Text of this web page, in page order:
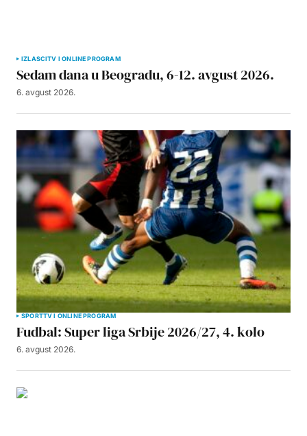
IZLASCITV I ONLINE PROGRAM
Sedam dana u Beogradu, 6-12. avgust 2026.
6. avgust 2026.
SPORTTV I ONLINE PROGRAM
Fudbal: Super liga Srbije 2026/27, 4. kolo
6. avgust 2026.